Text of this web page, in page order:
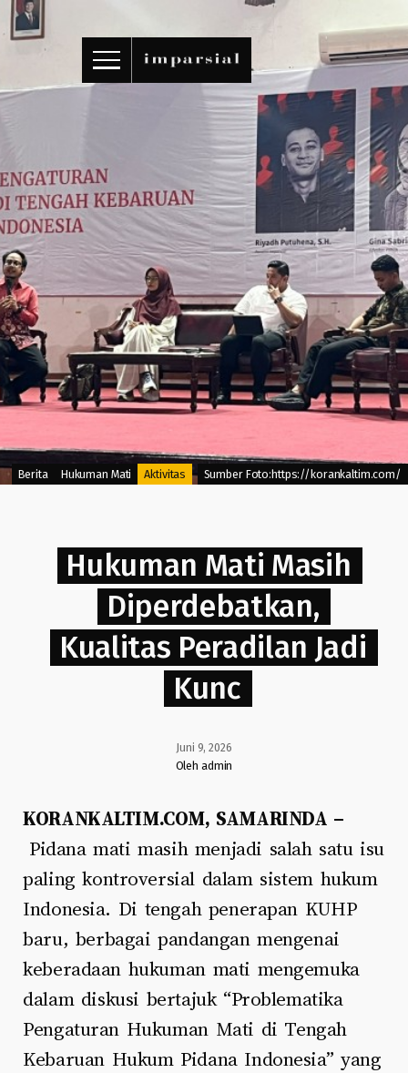
Sumber Foto:https://korankaltim.com/
Berita Hukuman Mati Aktivitas
Hukuman Mati Masih
Diperdebatkan,
Kualitas Peradilan Jadi
Kunc
Juni 9, 2026
Oleh admin
KORANKALTIM.COM, SAMARINDA –
Pidana mati masih menjadi salah satu isu
paling kontroversial dalam sistem hukum
Indonesia. Di tengah penerapan KUHP
baru, berbagai pandangan mengenai
keberadaan hukuman mati mengemuka
dalam diskusi bertajuk “Problematika
Pengaturan Hukuman Mati di Tengah
Kebaruan Hukum Pidana Indonesia” yang